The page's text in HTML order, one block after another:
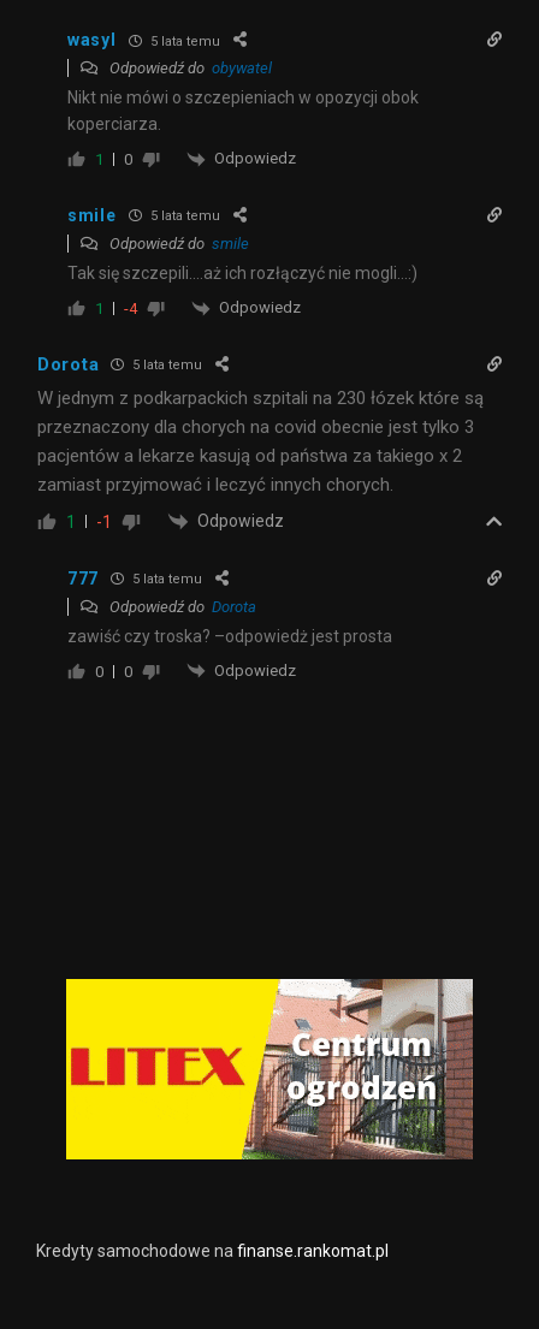
wasyl 5 lata temu
Odpowiedź do obywatel
Nikt nie mówi o szczepieniach w opozycji obok
koperciarza.
1 0 Odpowiedz
smile 5 lata temu
Odpowiedź do smile
Tak się szczepili….aż ich rozłączyć nie mogli…:)
1 -4 Odpowiedz
Dorota 5 lata temu
W jednym z podkarpackich szpitali na 230 łózek które są
przeznaczony dla chorych na covid obecnie jest tylko 3
pacjentów a lekarze kasują od państwa za takiego x 2
zamiast przyjmować i leczyć innych chorych.
1 -1 Odpowiedz
777 5 lata temu
Odpowiedź do Dorota
zawiść czy troska? –odpowiedż jest prosta
0 0 Odpowiedz
Kredyty samochodowe nafinanse.rankomat.pl